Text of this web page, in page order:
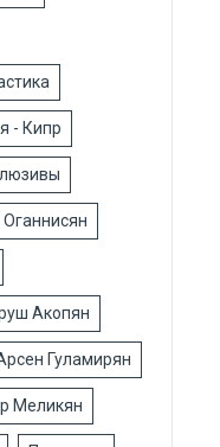
- Кипр
Акопян
Гуламирян
Меликян